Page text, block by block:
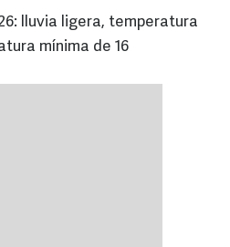
lluvia ligera, temperatura
mínima de 16